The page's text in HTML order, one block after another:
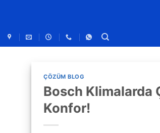
ÇÖZÜM BLOG
Bosch Klimalarda
Konfor!